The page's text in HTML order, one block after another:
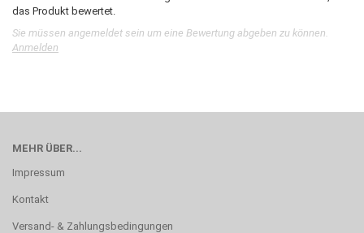
das Produkt bewertet.
Sie müssen angemeldet sein um eine Bewertung abgeben zu können.
Anmelden
MEHR ÜBER...
Impressum
Kontakt
Versand- & Zahlungsbedingungen